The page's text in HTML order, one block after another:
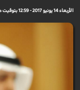
الأربعاء 14 يونيو 2017 - 12:59 بتوقيت مكة